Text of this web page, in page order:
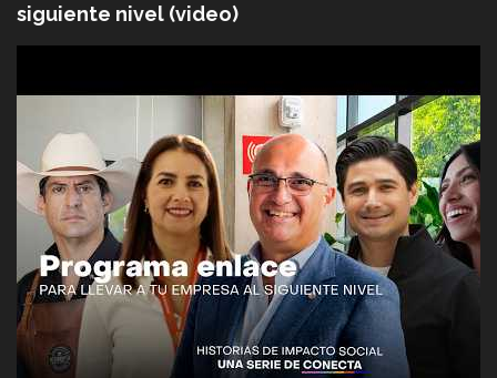
siguiente nivel (video)